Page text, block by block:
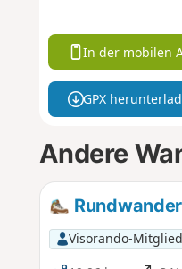
In der mobilen
GPX
Andere
Visorando-Mitglied